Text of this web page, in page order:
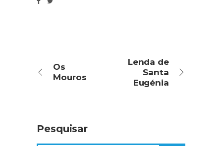
Os
Mouros
Lenda de
Santa
Eugénia
Pesquisar